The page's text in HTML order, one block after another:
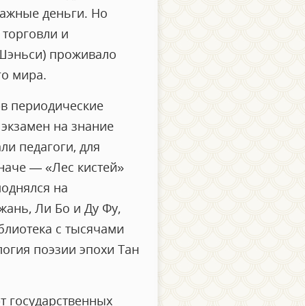
деньги. Но
и
проживало
мира.
периодические
на знание
педагоги, для
— «Лес кистей»
на
Ли Бо и Ду Фу,
с тысячами
поэзии эпохи Тан
государственных